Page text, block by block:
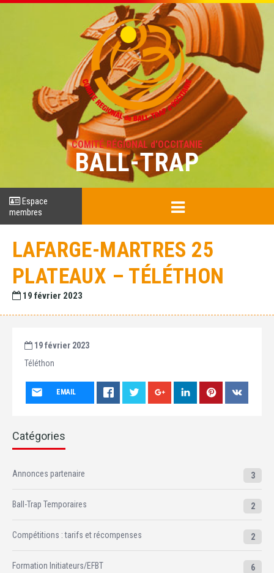
COMITÉ RÉGIONAL d'OCCITANIE
BALL-TRAP
Espace
membres
LAFARGE-MARTRES 25
PLATEAUX – TÉLÉTHON
19 février 2023
19 février 2023
Téléthon
EMAIL
Catégories
Annonces partenaire 3
Ball-Trap Temporaires 2
Compétitions : tarifs et récompenses 2
Formation Initiateurs/EFBT 6